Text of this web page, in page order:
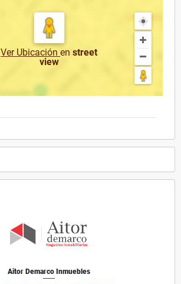
Ver Ubicación en street
view
Aitor Demarco Inmuebles